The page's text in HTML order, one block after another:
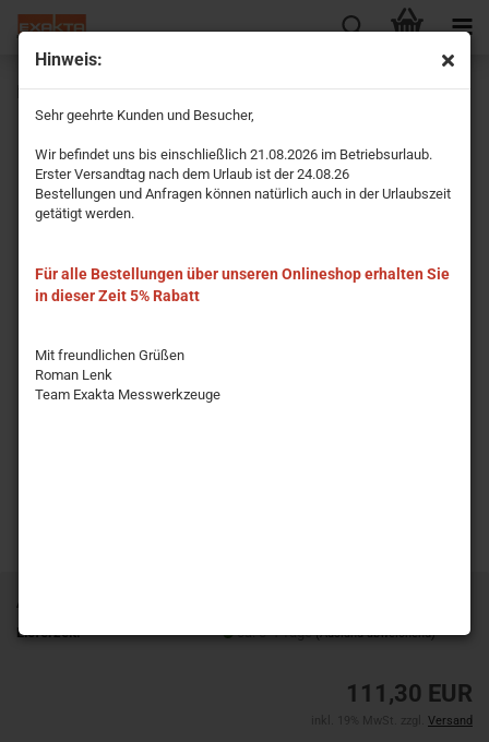
Hinweis:
Sehr geehrte Kunden und Besucher,
Wir befindet uns bis einschließlich 21.08.2026 im Betriebsurlaub.
Erster Versandtag nach dem Urlaub ist der 24.08.26
Bestellungen und Anfragen können natürlich auch in der Urlaubszeit
getätigt werden.
Für alle Bestellungen über unseren Onlineshop erhalten Sie
in dieser Zeit 5% Rabatt
Mit freundlichen Grüßen
Roman Lenk
Team Exakta Messwerkzeuge
Präzisions-Wasserwaage mit prismatischer Sohle 250 mm
Art.Nr.:
Lieferzeit:
ca. 3-4 Tage(Ausland abweichend)
111,30 EUR
Versand